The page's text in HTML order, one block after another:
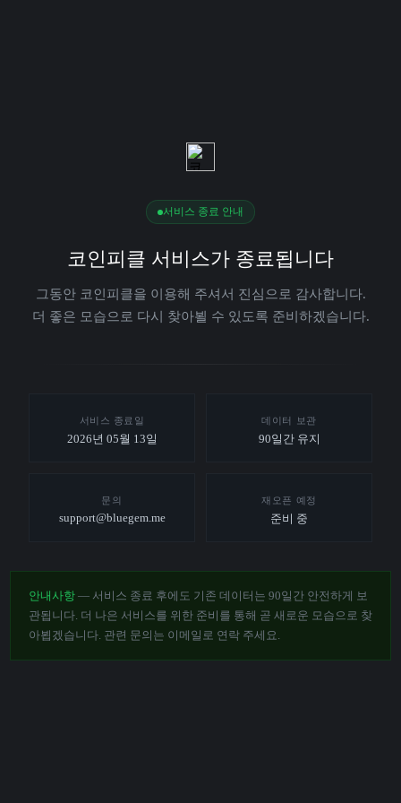
서비스 종료 안내
코인피클 서비스가 종료됩니다
그동안 코인피클을 이용해 주셔서 진심으로 감사합니다.
더 좋은 모습으로 다시 찾아뵐 수 있도록 준비하겠습니다.
서비스 종료일
2026년 05월 13일
데이터 보관
90일간 유지
문의
support@bluegem.me
재오픈 예정
준비 중
안내사항 — 서비스 종료 후에도 기존 데이터는 90일간 안전하게 보
관됩니다. 더 나은 서비스를 위한 준비를 통해 곧 새로운 모습으로 찾
아뵙겠습니다. 관련 문의는 이메일로 연락 주세요.